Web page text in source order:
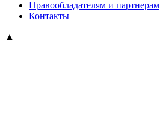
Правообладателям и партнерам
Контакты
▲